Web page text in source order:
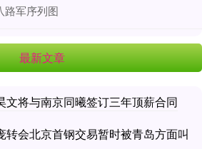
路军序列图
最新文章
文将与南京同曦签订三年顶薪合同
转会北京首钢交易暂时被青岛方面叫